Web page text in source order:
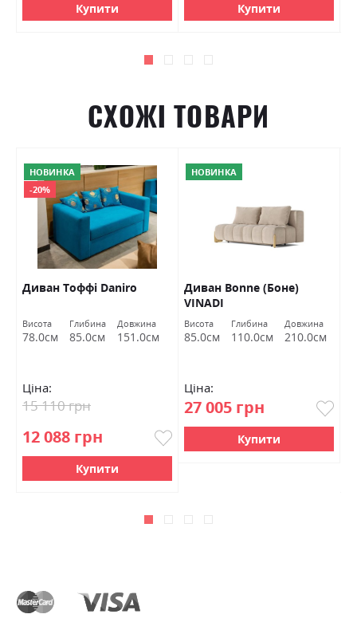
Купити Купити
СХОЖІ ТОВАРИ
НОВИНКА
-20%
Диван Тоффі Daniro
Висота
78.0см
Глибина
85.0см
Довжина
151.0см
Ціна:
12 088 грн
15 110 грн
Купити
НОВИНКА
Диван Bonne (Боне)
VINADI
Висота
85.0см
Глибина
110.0см
Довжина
210.0см
Ціна:
27 005 грн
Купити